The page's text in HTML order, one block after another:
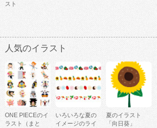
スト
人気のイラスト
ONE PIECEのイ
ラスト（まと
いろいろな夏の
イメージのライ
夏のイラスト
「向日葵」